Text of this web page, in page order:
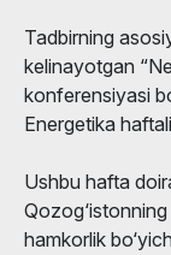
Tadbirning
kelinayotgan
konferensiyasi
Energetika
Ushbu hafta
hamkorlik